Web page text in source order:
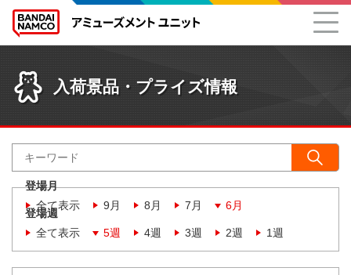
入荷景品・プライズ情報
登場月
全て表示
9月 8月 7月 6月
登場週
全て表示
5週 4週 3週 2週 1週